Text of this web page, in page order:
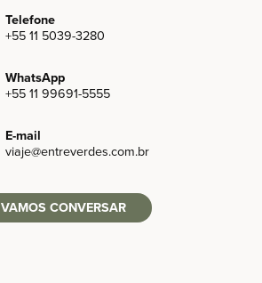
Telefone
+55 11 5039-3280‬
WhatsApp
+55 11 99691-5555‬
E-mail
viaje@entreverdes.com.br
VAMOS CONVERSAR